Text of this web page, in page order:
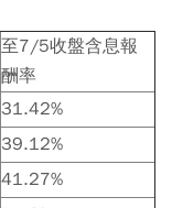
至7/5收盤含息報
酬率
31.42%
39.12%
41.27%